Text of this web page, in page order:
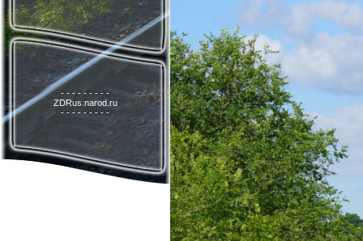
- - - - - - - - -
ZDRus.narod.ru
- - - - - - - - -